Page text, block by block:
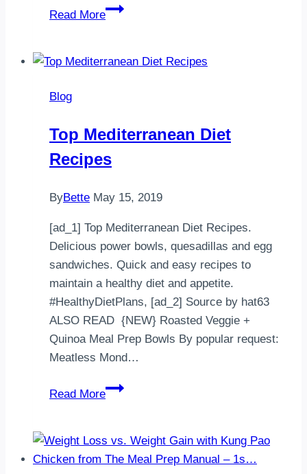
Read More
Chili
‘辣
with
homemade
&
crumbles⁣⁣Happy
Wednesday,
e…
Blog
Top Mediterranean Diet
Recipes
ByBette May 15, 2019
[ad_1] Top Mediterranean Diet Recipes.
Delicious power bowls, quesadillas and egg
sandwiches. Quick and easy recipes to
maintain a healthy diet and appetite.
#HealthyDietPlans, [ad_2] Source by hat63
ALSO READ {NEW} Roasted Veggie +
Quinoa Meal Prep Bowls By popular request:
Meatless Mond…
Read More
Top
Recipes